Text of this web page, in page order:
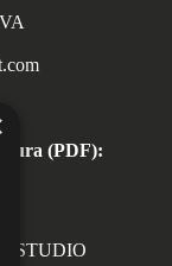
(PDF):
STUDIO